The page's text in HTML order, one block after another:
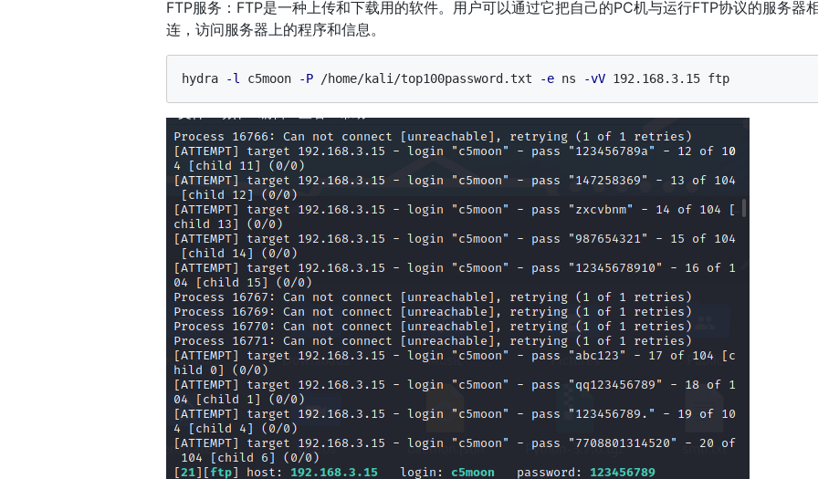
FTP服务：FTP是一种上传和下载用的软件。用户可以通过它把自己的PC机与运行FTP协议的服务器
连，访问服务器上的程序和信息。
hydra -l c5moon -P /home/kali/top100password.txt -e ns -vV